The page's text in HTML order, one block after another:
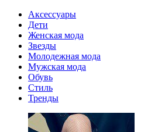
Аксессуары
Дети
Женская мода
Звезды
Молодежная мода
Мужская мода
Обувь
Стиль
Тренды